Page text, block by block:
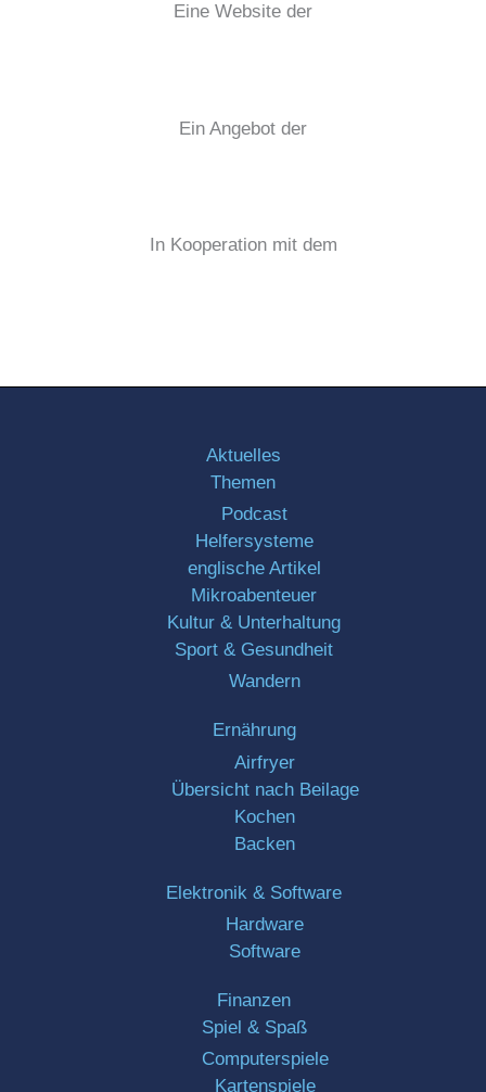
Eine Website der
Ein Angebot der
In Kooperation mit dem
Aktuelles
Themen
Podcast
Helfersysteme
englische Artikel
Mikroabenteuer
Kultur & Unterhaltung
Sport & Gesundheit
Wandern
Ernährung
Airfryer
Übersicht nach Beilage
Kochen
Backen
Elektronik & Software
Hardware
Software
Finanzen
Spiel & Spaß
Computerspiele
Kartenspiele